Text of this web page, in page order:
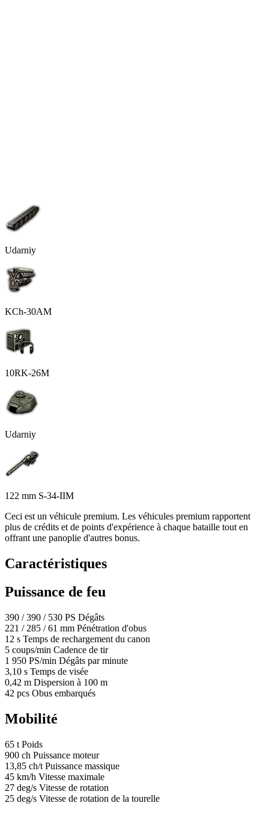
Udarniy
KCh-30AM
10RK-26M
Udarniy
122 mm S-34-IIM
Ceci est un véhicule premium. Les véhicules premium rapportent
plus de crédits et de points d'expérience à chaque bataille tout en
offrant une panoplie d'autres bonus.
Caractéristiques
Puissance de feu
390 /390 / 530 PS Dégâts
221 / 285 /61 mm Pénétration d'obus
12 s Temps de rechargement du canon
5 coups/min Cadence de tir
1 950 PS/min Dégâts par minute
3,10 s Temps de visée
0,42 m Dispersion à 100 m
42 pcs Obus embarqués
Mobilité
65 t Poids
900 ch Puissance moteur
13,85 ch/t Puissance massique
45 km/h Vitesse maximale
27 deg/s Vitesse de rotation
25 deg/s Vitesse de rotation de la tourelle